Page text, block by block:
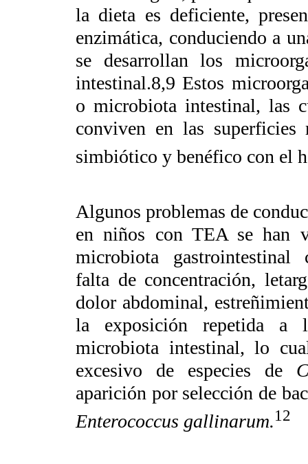
la dieta es deficiente,
enzimática, conduciendo a
se desarrollan los
intestinal.8,9Estos
o microbiota intestinal, las
conviven en las superficies
simbiótico y benéfico con el
Algunos problemas de
en niños con TEA se han
microbiota gastrointestinal
falta de concentración,
dolor abdominal,
la exposición repetida a
microbiota intestinal, lo
excesivo de especies de
aparición por selección de
Enterococcus gallinarum.12